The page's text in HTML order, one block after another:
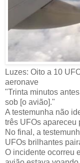
Luzes: Oito a 10
aeronave
"Trinta minutos
sob [o avião]."
A testemunha não
três UFOs apareceu
No final, a
UFOs brilhantes
O incidente ocorreu